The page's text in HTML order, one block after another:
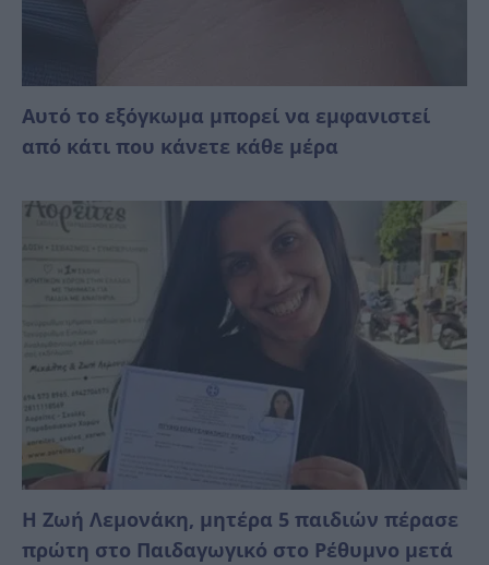
Αυτό το εξόγκωμα μπορεί να εμφανιστεί
από κάτι που κάνετε κάθε μέρα
Η Ζωή Λεμονάκη, μητέρα 5 παιδιών πέρασε
πρώτη στο Παιδαγωγικό στο Ρέθυμνο μετά